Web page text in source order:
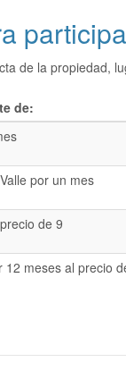
de la propiedad,
de:
por un mes
de 9
12 meses al precio